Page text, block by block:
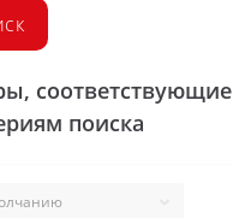
соответствующие
поиска